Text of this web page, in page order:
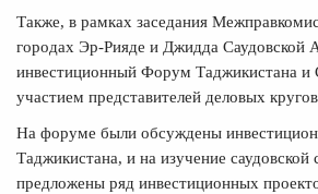
Также, в рамках заседания
городах Эр-Рияде и Джидда Саудовской
инвестиционный Форум Таджикистана и
участием представителей деловых
На форуме были обсуждены
Таджикистана, и на изучение саудовской
предложены ряд инвестиционных